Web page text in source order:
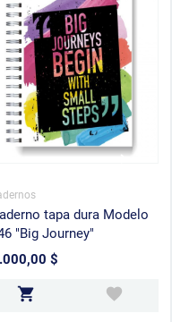
tapa dura Modelo
"Big Journey"
$